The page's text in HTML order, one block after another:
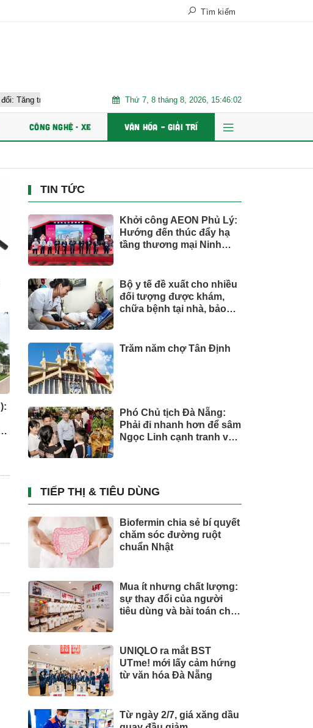
Tìm kiếm
nhanh và ổn định bền vững Chứng khoán Kafi chuẩn bị IPO 125 triệu cổ
Thứ 7, 8 tháng 8, 2026, 15:46:03
CÔNG NGHỆ - XE VĂN HÓA – GIẢI TRÍ
TIN TỨC
Khởi công AEON Phủ Lý:
Hướng đến thúc đẩy hạ
tầng thương mại Ninh
Bộ y tế đề xuất cho nhiều
đối tượng được khám,
chữa bệnh tại nhà, bảo
Trăm năm chợ Tân Định
Phó Chủ tịch Đà Nẵng:
Phải đi nhanh hơn để sâm
Ngọc Linh cạnh tranh với
TIẾP THỊ & TIÊU DÙNG
Biofermin chia sẻ bí quyết
chăm sóc đường ruột
chuẩn Nhật
Mua ít nhưng chất lượng:
sự thay đổi của người
tiêu dùng và bài toán cho
UNIQLO ra mắt BST
UTme! mới lấy cảm hứng
từ văn hóa Đà Nẵng
Từ ngày 2/7, giá xăng dầu